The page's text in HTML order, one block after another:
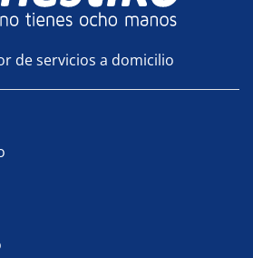
de servicios a domicilio